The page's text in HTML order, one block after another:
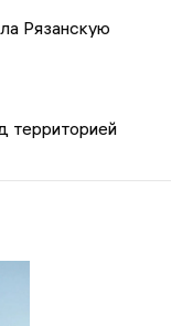
Рязанскую
территорией